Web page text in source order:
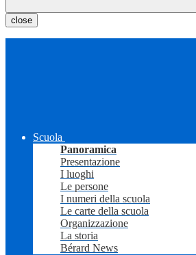
close
Scuola
Panoramica
Presentazione
I luoghi
Le persone
I numeri della scuola
Le carte della scuola
Organizzazione
La storia
Bérard News